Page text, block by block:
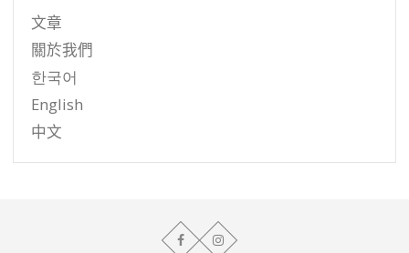
文章
關於我們
한국어
English
中文